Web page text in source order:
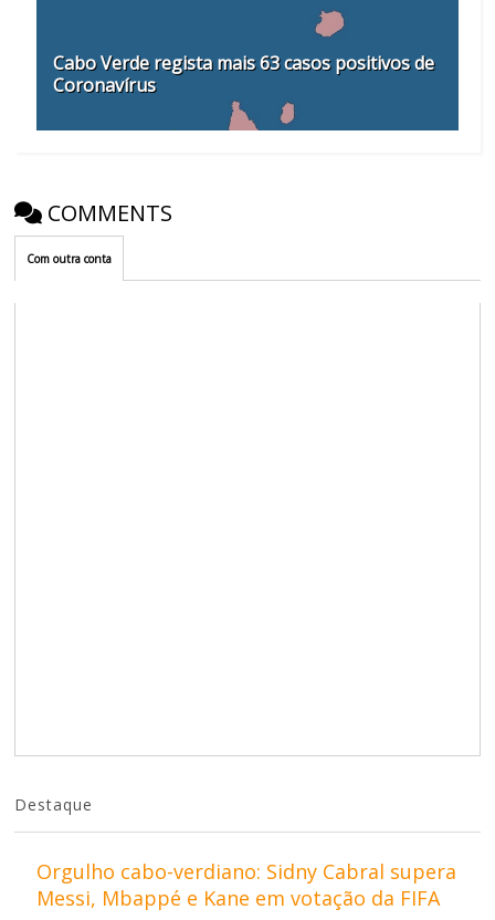
Cabo Verde regista mais 63 casos positivos de
Coronavírus
COMMENTS
Com outra conta
Destaque
Orgulho cabo-verdiano: Sidny Cabral supera
Messi, Mbappé e Kane em votação da FIFA